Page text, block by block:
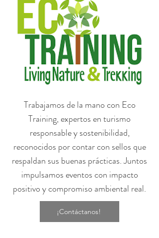
Trabajamos de la mano con Eco
Training, expertos en turismo
responsable y sostenibilidad,
reconocidos por contar con sellos que
respaldan sus buenas prácticas. Juntos
impulsamos eventos con impacto
positivo y compromiso ambiental real.
¡Contáctanos!